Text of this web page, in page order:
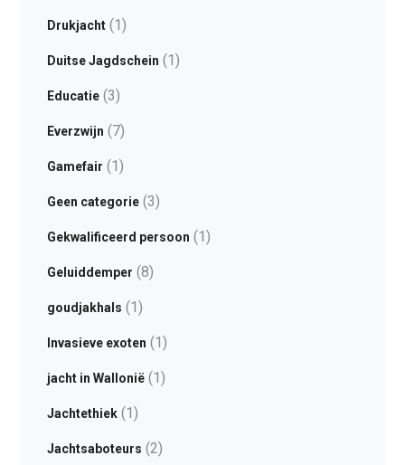
Drukjacht(1)
Duitse Jagdschein (1)
Educatie(3)
Everzwijn (7)
Gamefair (1)
Geen categorie(3)
Gekwalificeerd persoon (1)
Geluiddemper (8)
goudjakhals (1)
Invasieve exoten (1)
jacht in Wallonië(1)
Jachtethiek(1)
Jachtsaboteurs (2)